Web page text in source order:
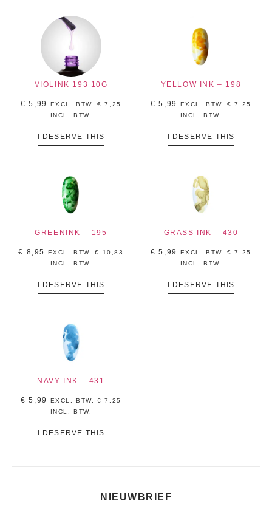
VIOLINK 193 10G
€ 5,99 EXCL. BTW.€ 7,25
INCL, BTW.
I DESERVE THIS
YELLOW INK – 198
€ 5,99 EXCL. BTW.€ 7,25
INCL, BTW.
I DESERVE THIS
GREENINK – 195
€ 8,95 EXCL. BTW.€
10,83
INCL, BTW.
I DESERVE THIS
GRASS INK – 430
€ 5,99 EXCL. BTW.€ 7,25
INCL, BTW.
I DESERVE THIS
NAVY INK – 431
€ 5,99 EXCL. BTW.€ 7,25
INCL, BTW.
I DESERVE THIS
NIEUWBRIEF